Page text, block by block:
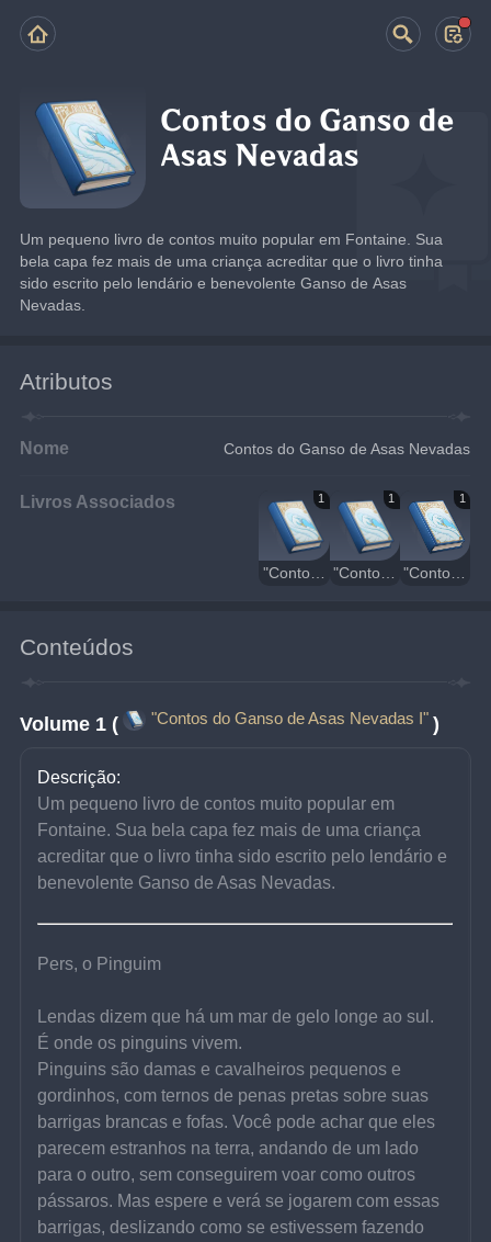
Contos do Ganso de
Asas Nevadas
Um pequeno livro de contos muito popular em Fontaine. Sua
bela capa fez mais de uma criança acreditar que o livro tinha
sido escrito pelo lendário e benevolente Ganso de Asas
Nevadas.
Atributos
Nome Contos do Ganso de Asas Nevadas
Livros Associados 1 1 1
Conteúdos
Volume 1 ( "Contos do Ganso de Asas Nevadas I" )
Descrição:
Um pequeno livro de contos muito popular em
Fontaine. Sua bela capa fez mais de uma criança
acreditar que o livro tinha sido escrito pelo lendário e
benevolente Ganso de Asas Nevadas.
Pers, o Pinguim
Lendas dizem que há um mar de gelo longe ao sul.
É onde os pinguins vivem.
Pinguins são damas e cavalheiros pequenos e
gordinhos, com ternos de penas pretas sobre suas
barrigas brancas e fofas. Você pode achar que eles
parecem estranhos na terra, andando de um lado
para o outro, sem conseguirem voar como outros
pássaros. Mas espere e verá se jogarem com essas
barrigas, deslizando como se estivessem fazendo